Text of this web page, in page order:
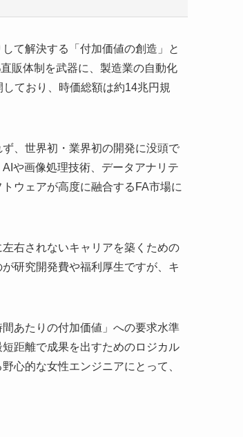
て解決する「付加価値の創造」と
販体制を武器に、製造業の自動化
ており、時価総額は約14兆円規
、世界初・業界初の開発に没頭で
や画像処理技術、データアナリテ
ウェアが高度に融合するFA市場に
右されないキャリアを築くための
研究開発費や福利厚生ですが、キ
あたりの付加価値」への要求水準
距離で成果を出すためのロジカル
心的な女性エンジニアにとって、